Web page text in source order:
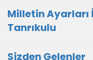
Milletin Ayarları
Tanrıkulu
Sizden Gelenler